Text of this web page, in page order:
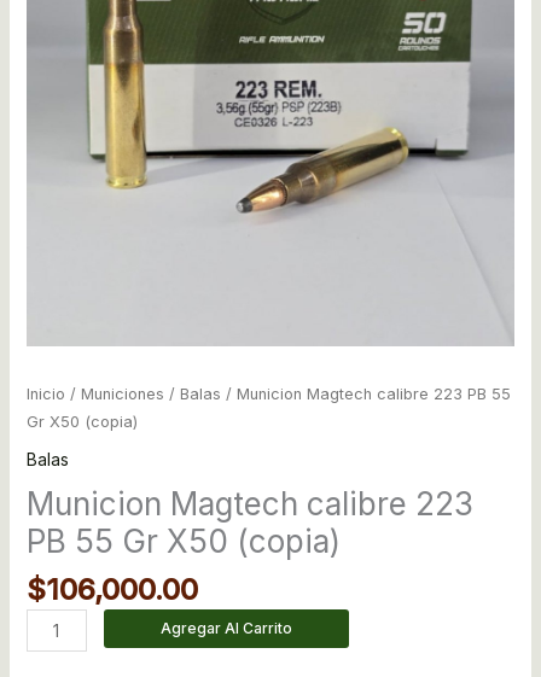
Inicio / Municiones / Balas / Municion Magtech calibre 223 PB 55
Gr X50 (copia)
Balas
Municion Magtech calibre 223
PB 55 Gr X50 (copia)
$106,000.00
Agregar Al Carrito